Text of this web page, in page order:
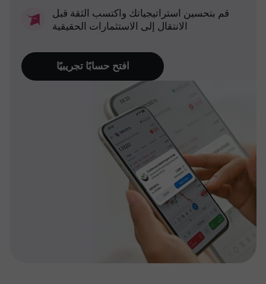
قم بتحسين استراتيجياتك واكتسب الثقة قبل
الانتقال إلى الاستثمارات الحقيقية
افتح حسابًا تجريبيًا